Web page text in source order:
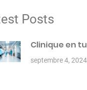
Posts
Clinique en
septembre 4, 2024